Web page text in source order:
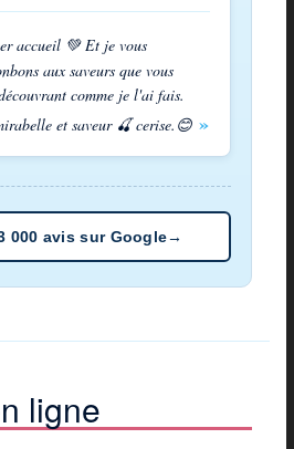
accueil 💚 Et je vous
aux saveurs que vous
comme je l'ai fais.
et saveur 🍒 cerise.😊
000 avis sur Google→
ligne